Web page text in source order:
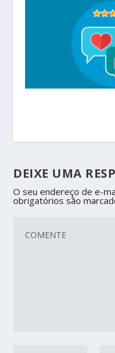
DEIXE UMA
O seu endereço de e-
obrigatórios são